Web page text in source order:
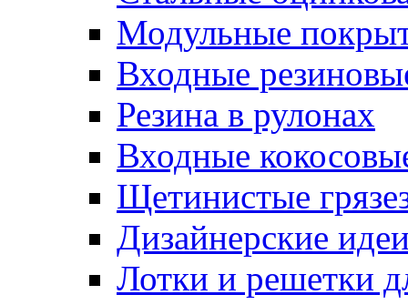
Модульные
Входные
Резина в рулонах
Входные
Щетинистые
Дизайнерские
Лотки и решетки